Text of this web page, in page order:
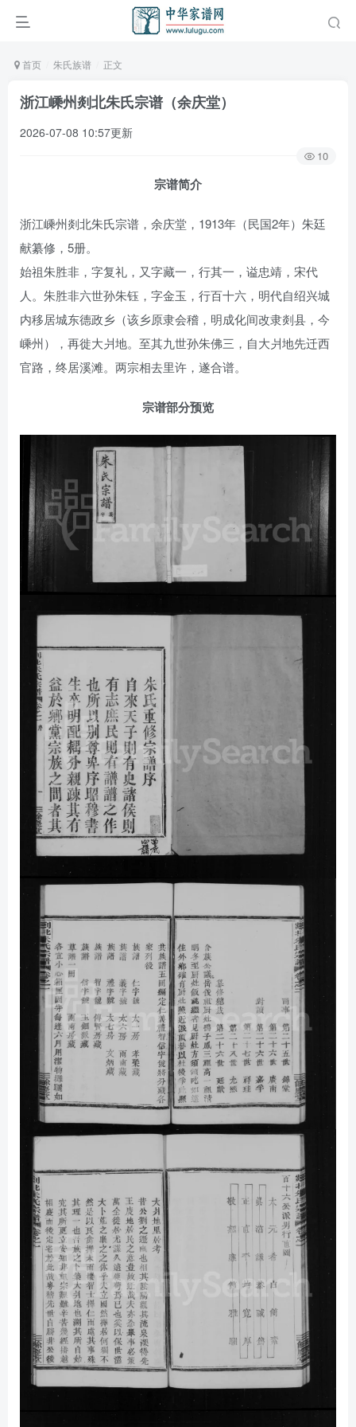
首页 朱氏族谱 正文
浙江嵊州剡北朱氏宗谱（余庆堂）
2026-07-08 10:57更新
10
宗谱简介
浙江嵊州剡北朱氏宗谱，余庆堂，1913年（民国2年）朱廷
献纂修，5册。
始祖朱胜非，字复礼，又字藏一，行其一，谥忠靖，宋代
人。朱胜非六世孙朱钰，字金玉，行百十六，明代自绍兴城
内移居城东德政乡（该乡原隶会稽，明成化间改隶剡县，今
嵊州），再徙大爿地。至其九世孙朱佛三，自大爿地先迁西
官路，终居溪滩。两宗相去里许，遂合谱。
宗谱部分预览